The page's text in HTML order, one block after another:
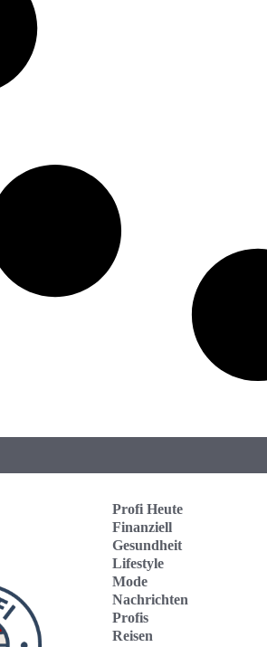
Profi Heute
Finanziell
Gesundheit
Lifestyle
Mode
Nachrichten
Profis
Reisen